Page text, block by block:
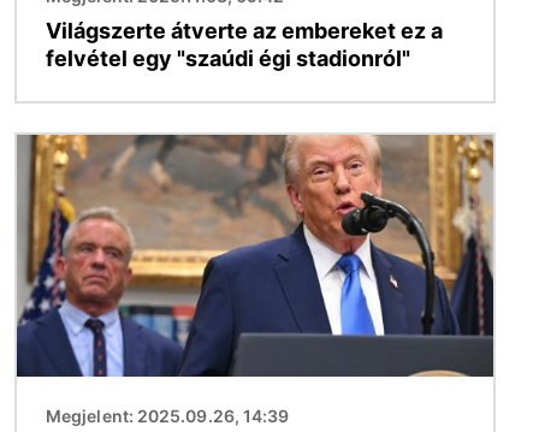
Világszerte átverte az embereket ez a
felvétel egy "szaúdi égi stadionról"
Kép
Megjelent: 2025.09.26, 14:39